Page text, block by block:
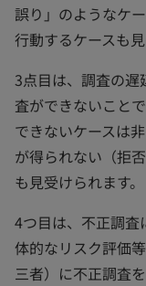
誤り」のようなケ
行動するケースも見
3点目は、調査の遅
査ができないこと
できないケースは
が得られない（拒
も見受けられます。
4つ目は、不正調査
体的なリスク評価
三者）に不正調査